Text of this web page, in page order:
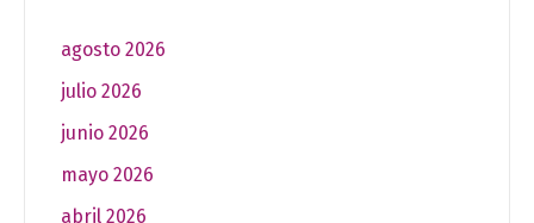
agosto 2026
julio 2026
junio 2026
mayo 2026
abril 2026